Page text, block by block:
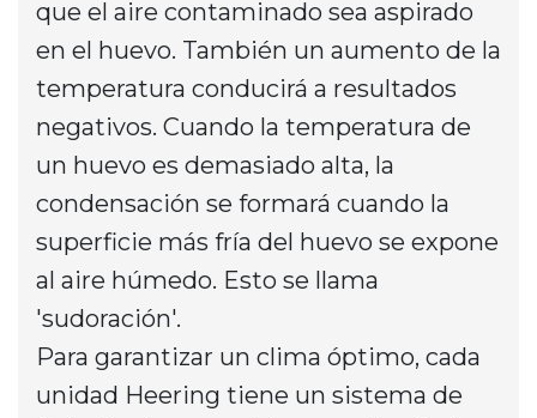
que el aire contaminado sea aspirado
en el huevo. También un aumento de la
temperatura conducirá a resultados
negativos. Cuando la temperatura de
un huevo es demasiado alta, la
condensación se formará cuando la
superficie más fría del huevo se expone
al aire húmedo. Esto se llama
'sudoración'.
Para garantizar un clima óptimo, cada
unidad Heering tiene un sistema de